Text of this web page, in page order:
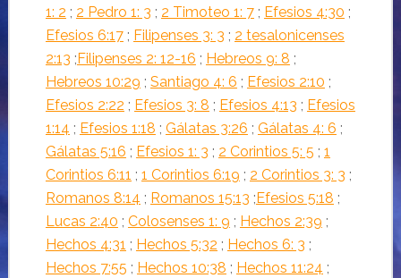
1: 2 ; 2 Pedro 1: 3 ; 2 Timoteo 1: 7; Efesios 4:30 ;
Efesios 6:17; Filipenses 3: 3 ; 2 tesalonicenses
2:13 ;Filipenses 2: 12-16 ; Hebreos 9: 8 ;
Hebreos 10:29 ; Santiago 4: 6 ; Efesios 2:10 ;
Efesios 2:22 ; Efesios 3: 8 ; Efesios 4:13 ; Efesios
1:14 ; Efesios 1:18 ; Gálatas 3:26 ; Gálatas 4: 6 ;
Gálatas 5:16 ; Efesios 1: 3 ; 2 Corintios 5: 5 ; 1
Corintios 6:11 ; 1 Corintios 6:19 ; 2 Corintios 3: 3 ;
Romanos 8:14 ; Romanos 15:13 ;Efesios 5:18 ;
Lucas 2:40 ; Colosenses 1: 9 ; Hechos 2:39 ;
Hechos 4:31 ; Hechos 5:32 ; Hechos 6: 3 ;
Hechos 7:55 ; Hechos 10:38 ; Hechos 11:24 ;